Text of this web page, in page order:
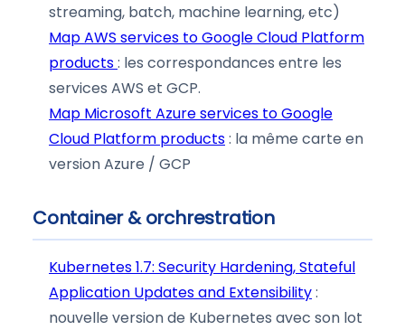
streaming, batch, machine learning, etc)
Map AWS services to Google Cloud Platform
products: les correspondances entre les
services AWS et GCP.
Map Microsoft Azure services to Google
Cloud Platform products: la même carte en
version Azure / GCP
Container & orchrestration
Kubernetes 1.7: Security Hardening, Stateful
Application Updates and Extensibility:
nouvelle version de Kubernetes avec son lot